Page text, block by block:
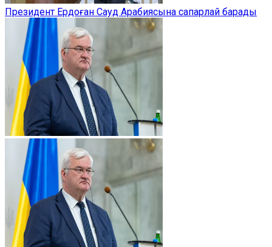
Президент Ердоған Сауд Арабиясына сапарлай барады